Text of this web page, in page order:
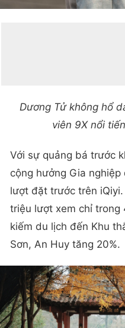
Dương Tử không hổ
viên 9X nổi
Với sự quảng bá trước
cộng hưởng Gia
lượt đặt trước trên
triệu lượt xem chỉ trong
kiếm du lịch đến Khu
Sơn, An Huy tăng 20%.